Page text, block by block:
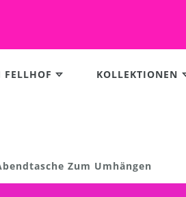
FELLHOF KOLLEKTIONEN
Zum Umhängen